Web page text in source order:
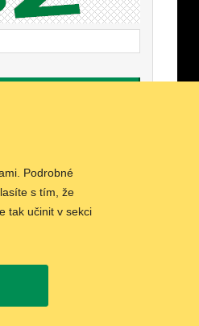
RSS
Podrobné
s tím, že
tak učinit v sekci